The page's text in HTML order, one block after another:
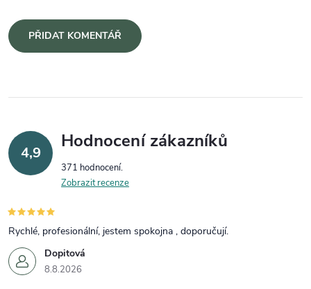
PŘIDAT KOMENTÁŘ
4,9
Hodnocení zákazníků
371 hodnocení
Zobrazit recenze
Dopitová
8.8.2026
Rychlé, profesionální, jestem spokojna , doporučují.